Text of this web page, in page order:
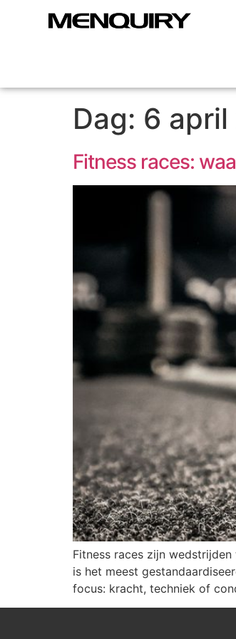
Dag: 6
Fitness races:
Fitness races zijn
is het meest
focus: kracht, techniek of